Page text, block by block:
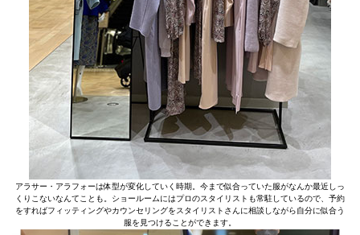
アラサー・アラフォーは体型が変化していく時期。今まで似合っていた服がなんか最近しっ
くりこないなんてことも。ショールームにはプロのスタイリストも常駐しているので、予約
をすればフィッティングやカウンセリングをスタイリストさんに相談しながら自分に似合う
服を見つけることができます。